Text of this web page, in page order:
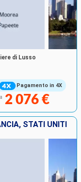
Pagamento in 4X
di Lusso
2 076 €
STATI UNITI